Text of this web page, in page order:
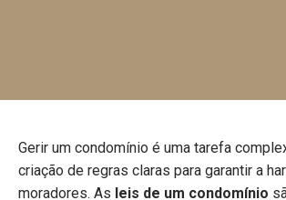
Gerir um condomínio é uma tarefa
criação de regras claras para garantir a
moradores. As leis de um condomínio